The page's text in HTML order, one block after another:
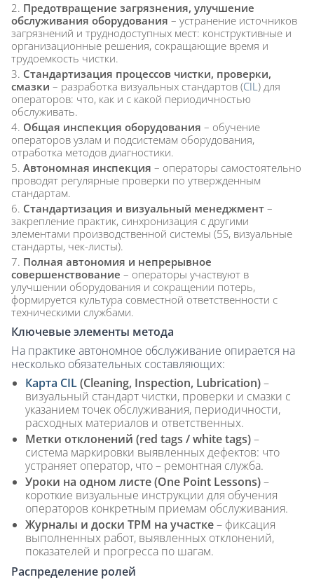
Предотвращение загрязнения, улучшение
обслуживания оборудования – устранение источников
загрязнений и труднодоступных мест: конструктивные и
организационные решения, сокращающие время и
трудоемкость чистки.
Стандартизация процессов чистки, проверки,
смазки – разработка визуальных стандартов (CIL) для
операторов: что, как и с какой периодичностью
обслуживать.
Общая инспекция оборудования – обучение
операторов узлам и подсистемам оборудования,
отработка методов диагностики.
Автономная инспекция – операторы самостоятельно
проводят регулярные проверки по утвержденным
стандартам.
Стандартизация и визуальный менеджмент –
закрепление практик, синхронизация с другими
элементами производственной системы (5S, визуальные
стандарты, чек-листы).
Полная автономия и непрерывное
совершенствование – операторы участвуют в
улучшении оборудования и сокращении потерь,
формируется культура совместной ответственности с
техническими службами.
Ключевые элементы метода
На практике автономное обслуживание опирается на
несколько обязательных составляющих:
Карта CIL(Cleaning, Inspection, Lubrication)–
визуальный стандарт чистки, проверки и смазки с
указанием точек обслуживания, периодичности,
расходных материалов и ответственных.
Метки отклонений (red tags / white tags)–
система маркировки выявленных дефектов: что
устраняет оператор, что – ремонтная служба.
Уроки на одном листе (One Point Lessons)–
короткие визуальные инструкции для обучения
операторов конкретным приемам обслуживания.
Журналы и доски TPM на участке– фиксация
выполненных работ, выявленных отклонений,
показателей и прогресса по шагам.
Распределение ролей